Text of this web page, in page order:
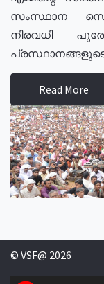
സംസ്ഥാന
നിരവധി
Read More
© VSF@ 2026